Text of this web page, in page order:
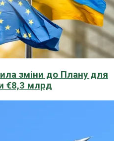
зміни до Плану для
€8,3 млрд